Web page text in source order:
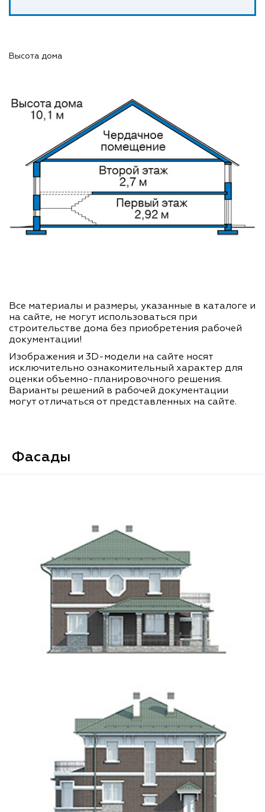
Высота дома
Все материалы и размеры, указанные в каталоге и
на сайте, не могут использоваться при
строительстве дома без приобретения рабочей
документации!
Изображения и 3D-модели на сайте носят
исключительно ознакомительный характер для
оценки объемно-планировочного решения.
Варианты решений в рабочей документации
могут отличаться от представленных на сайте.
Фасады